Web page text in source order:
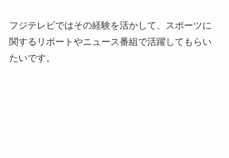
フジテレビではその経験を活かして、スポーツに
関するリポートやニュース番組で活躍してもらい
たいです。